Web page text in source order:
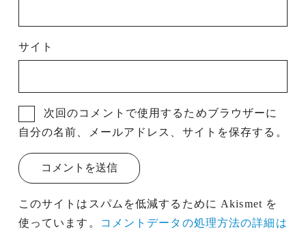
サイト
次回のコメントで使用するためブラウザーに
自分の名前、メールアドレス、サイトを保存する。
このサイトはスパムを低減するために Akismet を
使っています。
コメントデータの処理方法の詳細は